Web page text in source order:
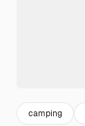
camping